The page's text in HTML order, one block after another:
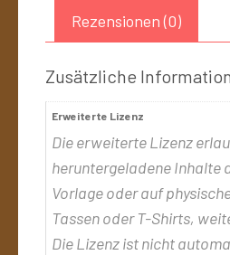
Rezensionen (0)
Zusätzliche
Erweiterte Lizenz
Die erweiterte Lizenz
heruntergeladene Inhalte
Vorlage oder auf
Tassen oder T-Shirts,
Die Lizenz ist nicht